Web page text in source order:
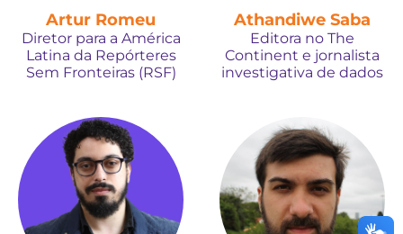
Artur Romeu
Diretor para a América
Latina da Repórteres
Sem Fronteiras (RSF)
Athandiwe Saba
Editora no The
Continent e jornalista
investigativa de dados